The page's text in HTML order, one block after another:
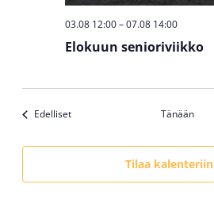
Elokuun senioriviikko
03.08 12:00–07.08 14:00
EdellisetTapahtumat Tänään
Tilaa kalenteriin